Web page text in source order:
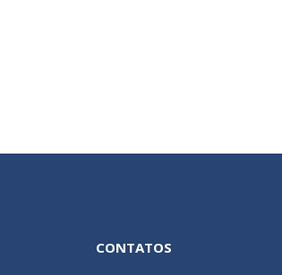
CONTATOS